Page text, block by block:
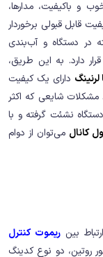
و باکیفیت، مدارها،
قابل قبولی برخوردار
در دستگاه و آب‌بندی
دارد. به این طریق،
دارای یک کیفیت
شایعی که اکثر
دستگاه نشئت گرفته و با
کانال می‌توان از دوام
بین ریموت کنترل
روتین، دو نوع کدینگ